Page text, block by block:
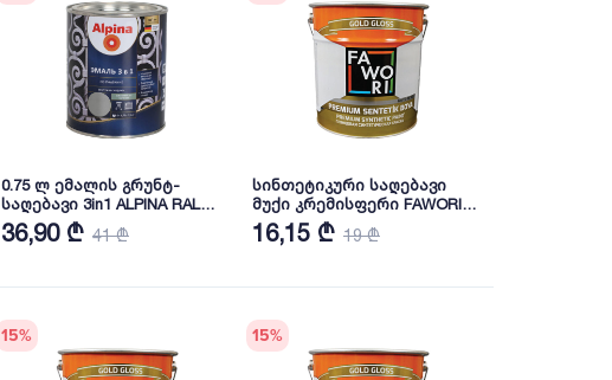
0.75 ლ ემალის გრუნტ-
საღებავი 3in1 ALPINA RAL
9023
36,90 ₾ 41 ₾
სინთეტიკური საღებავი
მუქი კრემისფერი FAWORI
Premium
16,15 ₾ 19 ₾
15% 15%